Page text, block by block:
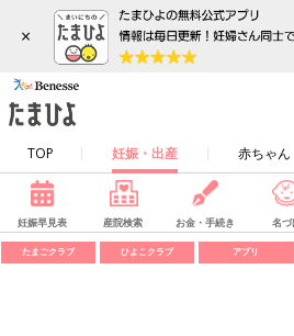
×
TOP 妊娠・出産 赤ちゃ
妊娠早見表 産院検索 お金・手続き 名づ
たまごクラブ ひよこクラブ アプリ